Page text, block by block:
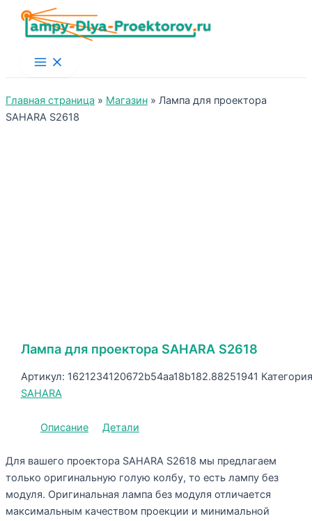
Main
Menu
Главная страница » Магазин » Лампа для проектора
SAHARA S2618
Лампа для проектора SAHARA S2618
Артикул: 1621234120672b54aa18b182.88251941
SAHARA
Описание Детали
Для вашего проектора SAHARA S2618 мы предлагаем
только оригинальную голую колбу, то есть лампу без
модуля. Оригинальная лампа без модуля отличается
максимальным качеством проекции и минимальной